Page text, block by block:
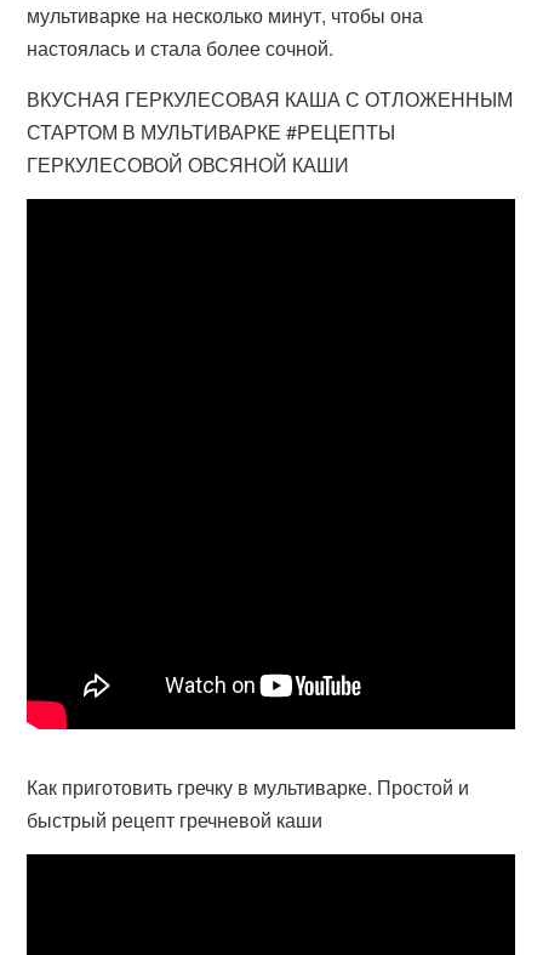
мультиварке на несколько минут, чтобы она
настоялась и стала более сочной.
ВКУСНАЯ ГЕРКУЛЕСОВАЯ КАША С ОТЛОЖЕННЫМ
СТАРТОМ В МУЛЬТИВАРКЕ #РЕЦЕПТЫ
ГЕРКУЛЕСОВОЙ ОВСЯНОЙ КАШИ
Как приготовить гречку в мультиварке. Простой и
быстрый рецепт гречневой каши